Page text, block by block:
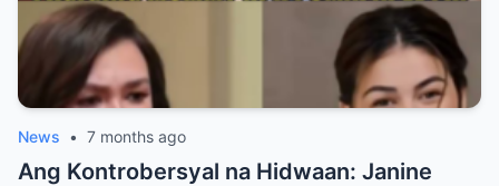
News • 7 months ago
Ang Kontrobersyal na Hidwaan: Janine